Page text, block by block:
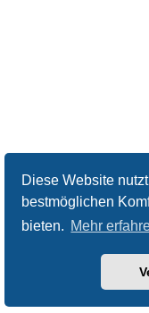
Diese Website
bestmöglichen
bieten. Mehr